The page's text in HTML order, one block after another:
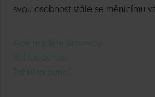
svou osobnost stále se měnícímu
Kde najdete Brosway
Velkoobchod
Tabulka punců